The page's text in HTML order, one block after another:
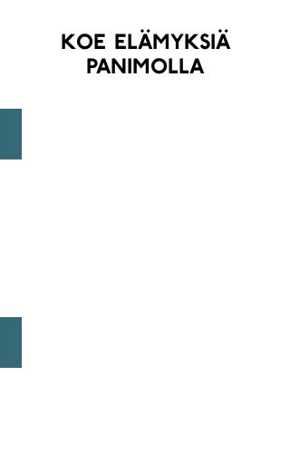
koe elämyksiä
panimolla